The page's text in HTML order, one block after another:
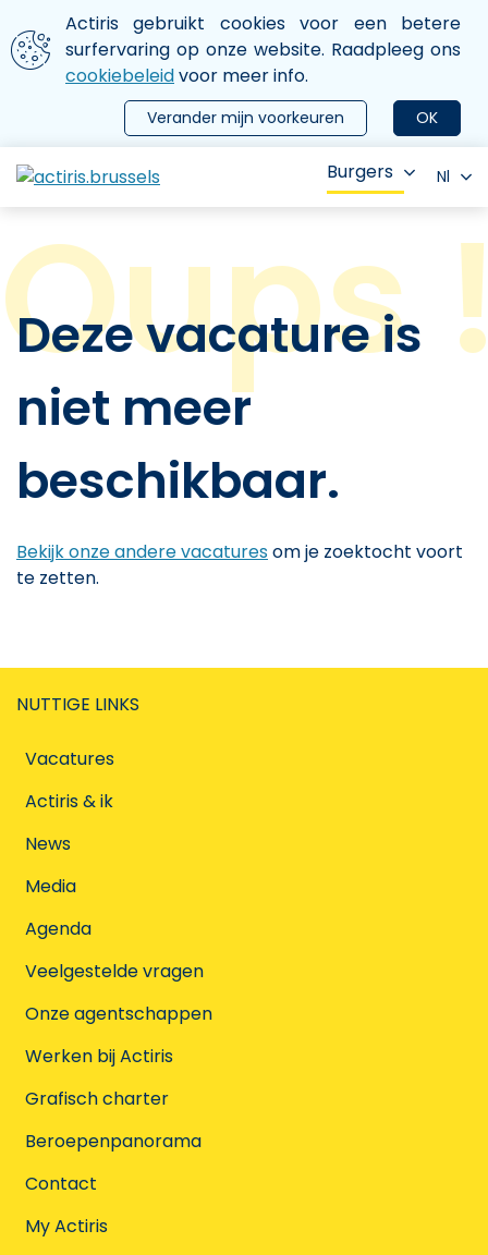
Aller au contenu principal
We gebruiken cookies
Actiris gebruikt cookies voor een betere
surfervaring op onze website. Raadpleeg ons
cookiebeleidvoor meer info.
OK
Verander mijn voorkeuren
le menu
Burgers Nl
Deze vacature is
niet meer
beschikbaar.
Bekijk onze andere vacaturesom je zoektocht voort
te zetten.
NUTTIGE LINKS
Vacatures
Actiris & ik
News
Media
Agenda
Veelgestelde vragen
Onze agentschappen
Werken bij Actiris
Grafisch charter
Beroepenpanorama
Contact
My Actiris